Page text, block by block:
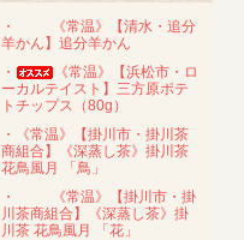
・
《常温》【清水・追分
羊かん】追分羊かん
・
《常温》【浜松市・ロ
ーカルテイスト】三方原ポテ
トチップス（80g）
・《常温》【掛川市・掛川茶
商組合】《深蒸し茶》掛川茶
花鳥風月 「鳥」
・
《常温》【掛川市・掛
川茶商組合】《深蒸し茶》掛
川茶 花鳥風月 「花」